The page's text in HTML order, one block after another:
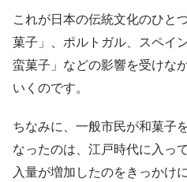
これが日本の伝統文化のひと
菓子」、ポルトガル、スペイ
蛮菓子」などの影響を受けな
いくのです。
ちなみに、一般市民が和菓子
なったのは、江戸時代に入っ
入量が増加したのをきっかけ